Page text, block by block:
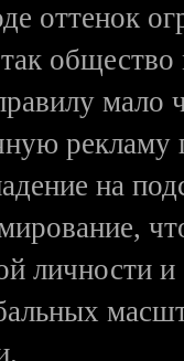
оттенок
так
мало
рекламу
на
личности и